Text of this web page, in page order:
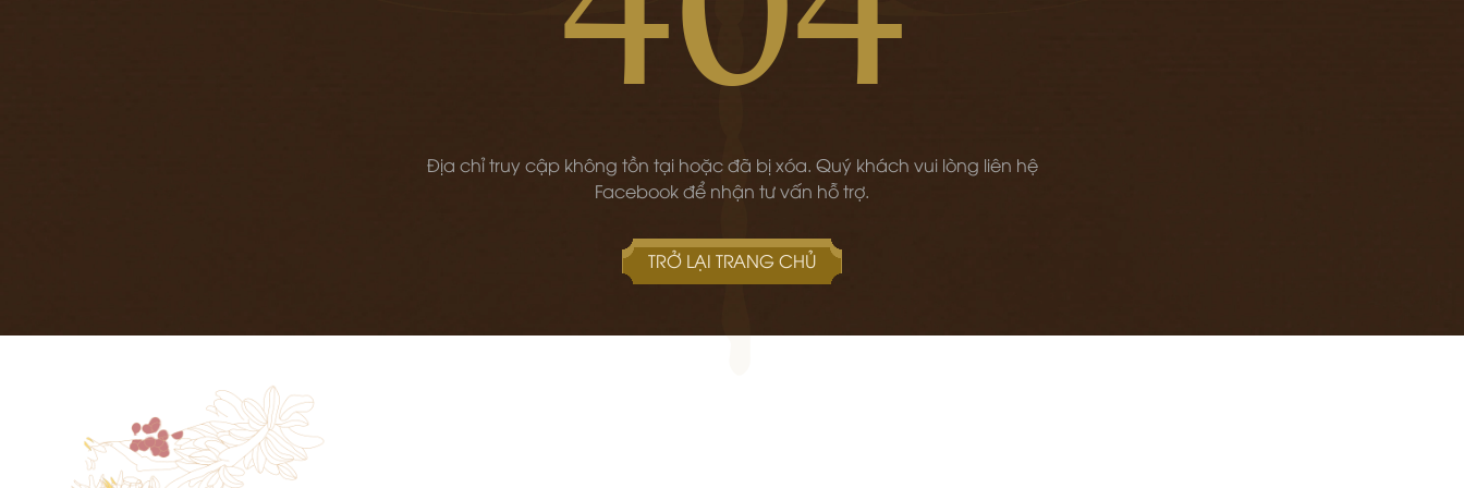
Địa chỉ truy cập không tồn tại hoặc đã bị xóa. Quý khách vui lòng liên hệ
Facebook để nhận tư vấn hỗ trợ.
TRỞ LẠI TRANG CHỦ